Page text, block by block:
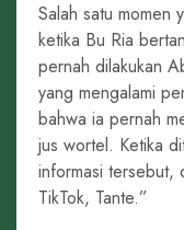
Salah satu momen
ketika Bu Ria
pernah dilakukan
yang mengalami
bahwa ia pernah
jus wortel. Ketika
informasi tersebut,
TikTok, Tante.”